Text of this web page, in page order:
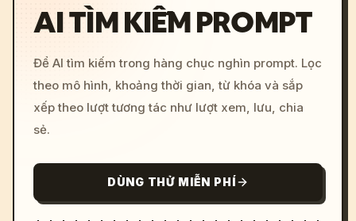
AI TÌM KIẾM PROMPT
Để AI tìm kiếm trong hàng chục nghìn prompt. Lọc
theo mô hình, khoảng thời gian, từ khóa và sắp
xếp theo lượt tương tác như lượt xem, lưu, chia
sẻ.
DÙNG THỬ MIỄN PHÍ